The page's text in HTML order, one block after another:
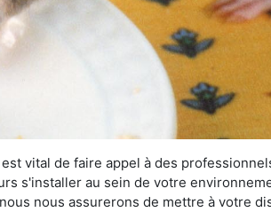
vital de faire appel à des
s'installer au sein de votre
nous assurerons de mettre à votre